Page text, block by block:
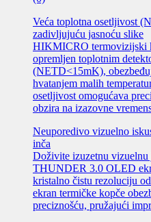
Veća toplotna osetljivost
zadivljujuću jasnoću slike
HIKMICRO termovizijski
opremljen toplotnim
(NETD<15mK),
hvatanjem malih
osetljivost omogućava
obzira na izazovne
Neuporedivo vizuelno
inča
Doživite izuzetnu
THUNDER 3.0 OLED
kristalno čistu rezoluciju
ekran termičke kopče
preciznošću, pružajući